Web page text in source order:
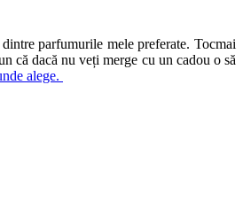
parfumurile mele preferate. Tocmai
că dacă nu veți merge cu un cadou o să
alege.